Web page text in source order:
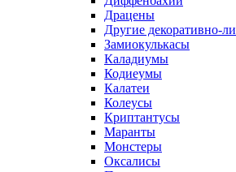
Драцены
Другие декоративно-
Замиокулькасы
Каладиумы
Кодиеумы
Калатеи
Колеусы
Криптантусы
Маранты
Монстеры
Оксалисы